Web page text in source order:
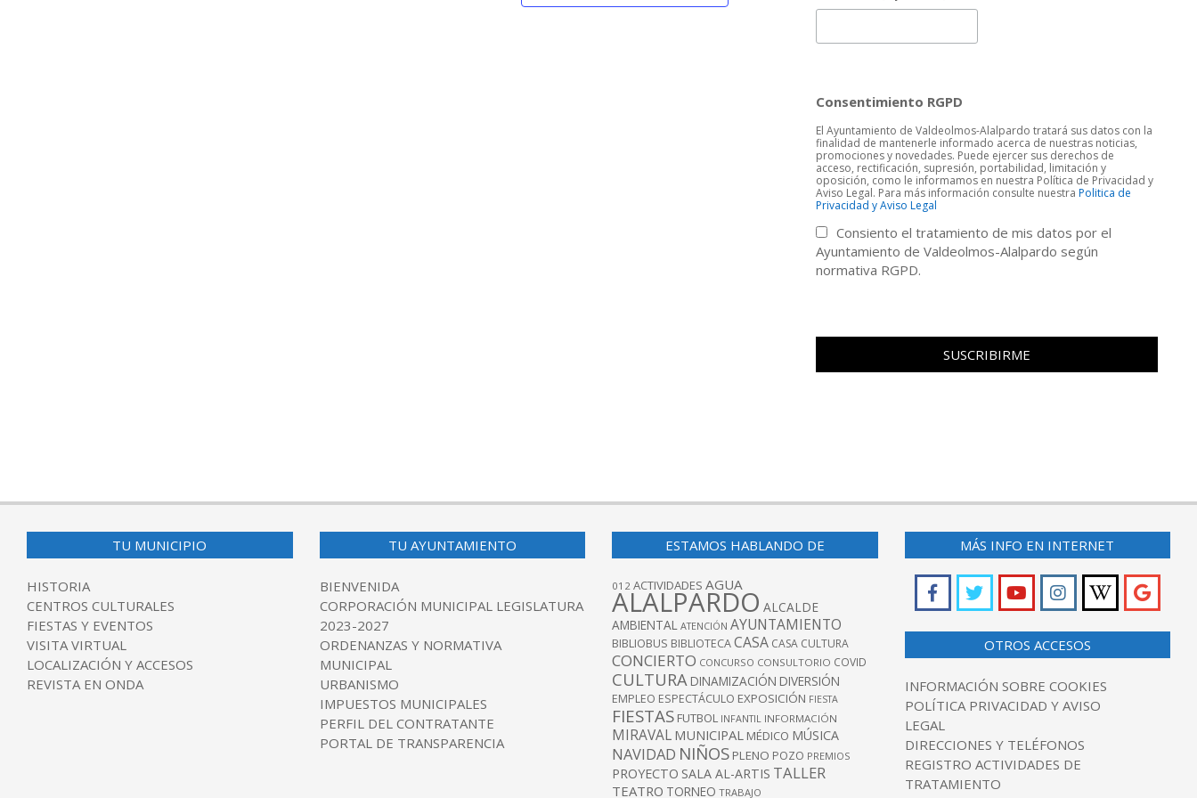
Consentimiento RGPD
El Ayuntamiento de Valdeolmos-Alalpardo tratará sus datos con la
finalidad de mantenerle informado acerca de nuestras noticias,
promociones y novedades. Puede ejercer sus derechos de
acceso, rectificación, supresión, portabilidad, limitación y
oposición, como le informamos en nuestra Política de Privacidad y
Aviso Legal. Para más información consulte nuestraPolitica de
Privacidad y Aviso Legal
Consiento el tratamiento de mis datos por el
Ayuntamiento de Valdeolmos-Alalpardo según
normativa RGPD.
TU MUNICIPIO
HISTORIA
CENTROS CULTURALES
FIESTAS Y EVENTOS
VISITA VIRTUAL
LOCALIZACIÓN Y ACCESOS
REVISTA EN ONDA
TU AYUNTAMIENTO
BIENVENIDA
CORPORACIÓN MUNICIPAL LEGISLATURA
2023-2027
ORDENANZAS Y NORMATIVA
MUNICIPAL
URBANISMO
IMPUESTOS MUNICIPALES
PERFIL DEL CONTRATANTE
PORTAL DE TRANSPARENCIA
ESTAMOS HABLANDO DE
012 ACTIVIDADES AGUA
ALALPARDO ALCALDE
AMBIENTAL ATENCIÓN AYUNTAMIENTO
BIBLIOBUS BIBLIOTECACASA CASA CULTURA
CONCIERTO CONCURSO CONSULTORIO COVID
CULTURA DINAMIZACIÓN DIVERSIÓN
EMPLEO ESPECTÁCULO EXPOSICIÓN FIESTA
FIESTAS FUTBOL INFANTIL INFORMACIÓN
MIRAVAL MUNICIPAL MÉDICO MÚSICA
NAVIDAD NIÑOS PLENO POZO PREMIOS
PROYECTO SALA AL-ARTIS TALLER
TEATRO TORNEO TRABAJO
MÁS INFO EN INTERNET
OTROS ACCESOS
INFORMACIÓN SOBRE COOKIES
POLÍTICA PRIVACIDAD Y AVISO
LEGAL
DIRECCIONES Y TELÉFONOS
REGISTRO ACTIVIDADES DE
TRATAMIENTO